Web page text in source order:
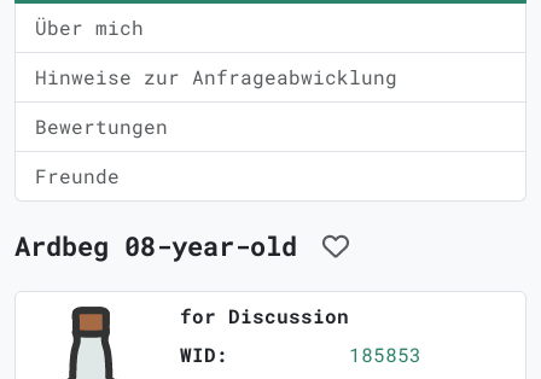
Über mich
Hinweise zur Anfrageabwicklung
Bewertungen
Freunde
Ardbeg 08-year-old
for Discussion
WID:
185853